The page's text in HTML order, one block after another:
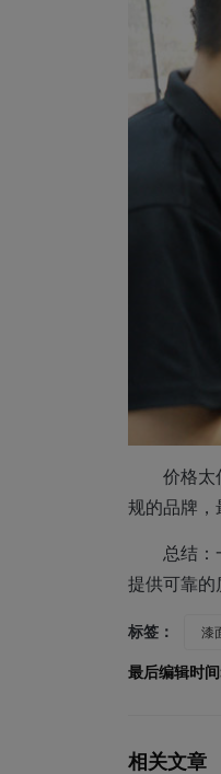
价格太
规的品牌，
总结：
提供可靠的
标签： 漆
最后编辑时
相关文章